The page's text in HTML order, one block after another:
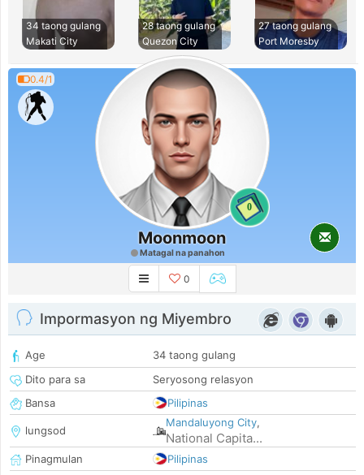
34 taong gulang
Makati City
28 taong gulang
Quezon City
27 taong gulang
Port Moresby
0.4/1
0
Moonmoon
Matagal na panahon
0
Impormasyon ng Miyembro
Age
34 taong gulang
Dito para sa
Seryosong relasyon
Bansa
Pilipinas
lungsod
Mandaluyong City,
National Capita...
Pinagmulan
Pilipinas